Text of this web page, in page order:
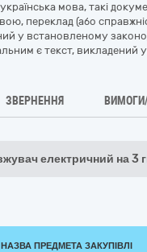
мова, такі
переклад (або
у встановленому
є текст, викладений
ЗВЕРНЕННЯ
електричний на 3
ПРЕДМЕТА ЗАКУПІВЛІ